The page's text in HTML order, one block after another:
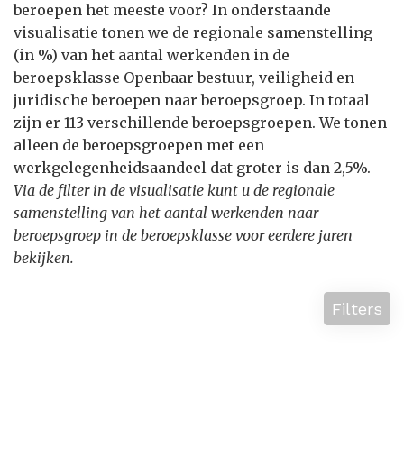
beroepen het meeste voor? In onderstaande
visualisatie tonen we de regionale samenstelling
(in %) van het aantal werkenden in de
beroepsklasse Openbaar bestuur, veiligheid en
juridische beroepen naar beroepsgroep. In totaal
zijn er 113 verschillende beroepsgroepen. We tonen
alleen de beroepsgroepen met een
werkgelegenheidsaandeel dat groter is dan 2,5%.
Via de filter in de visualisatie kunt u de regionale
samenstelling van het aantal werkenden naar
beroepsgroep in de beroepsklasse voor eerdere jaren
bekijken.
Filters